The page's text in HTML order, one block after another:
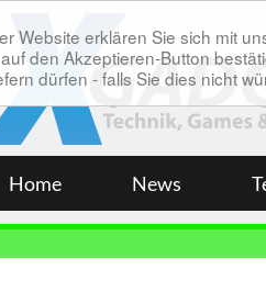
Website erklären Sie sich mit
den Akzeptieren-Button
dürfen - falls Sie dies nicht
Home News